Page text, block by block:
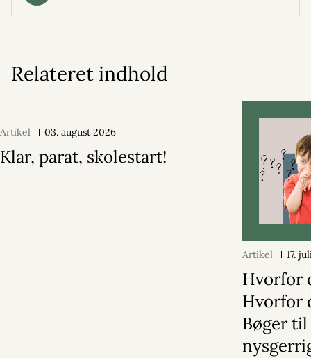
Relateret indhold
Artikel 03. august 2026
Klar, parat, skolestart!
Artikel 17.
Hvorfor
Hvorfor
Bøger til